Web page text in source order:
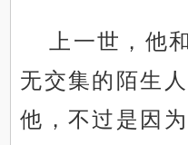
上一世，他
无交集的陌生
他，不过是因